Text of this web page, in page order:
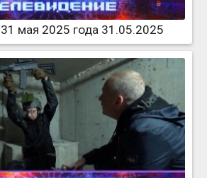
мая 2025 года 31.05.2025